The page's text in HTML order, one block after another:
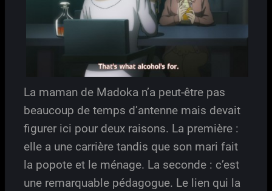
La maman de Madoka n’a peut-être pas
beaucoup de temps d’antenne mais devait
figurer ici pour deux raisons. La première :
elle a une carrière tandis que son mari fait
la popote et le ménage. La seconde : c’est
une remarquable pédagogue. Le lien qui la